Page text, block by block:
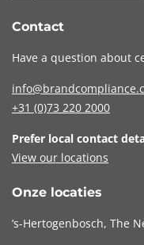
Contact
Have a question about
+31 (0)73 220 2000
Prefer local contact
View our locations
Onze locaties
‘s-Hertogenbosch, The